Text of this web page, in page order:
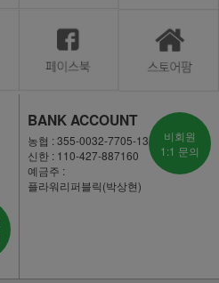
BANK ACCOUNT
농협 : 355-0032-7705-13
신한 : 110-427-887160
예금주 :
플라워리퍼블릭(박상현)
비회원
1:1 문의